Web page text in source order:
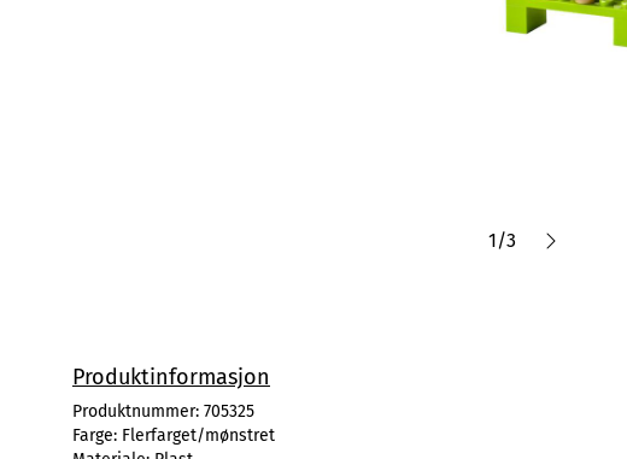
1/3
Produktinformasjon
Produktnummer: 705325
Farge: Flerfarget/mønstret